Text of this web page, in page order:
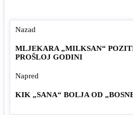
Nazad
MLJEKARA „MILKSAN“
PROŠLOJ GODINI
Napred
KIK „SANA“ BOLJA OD